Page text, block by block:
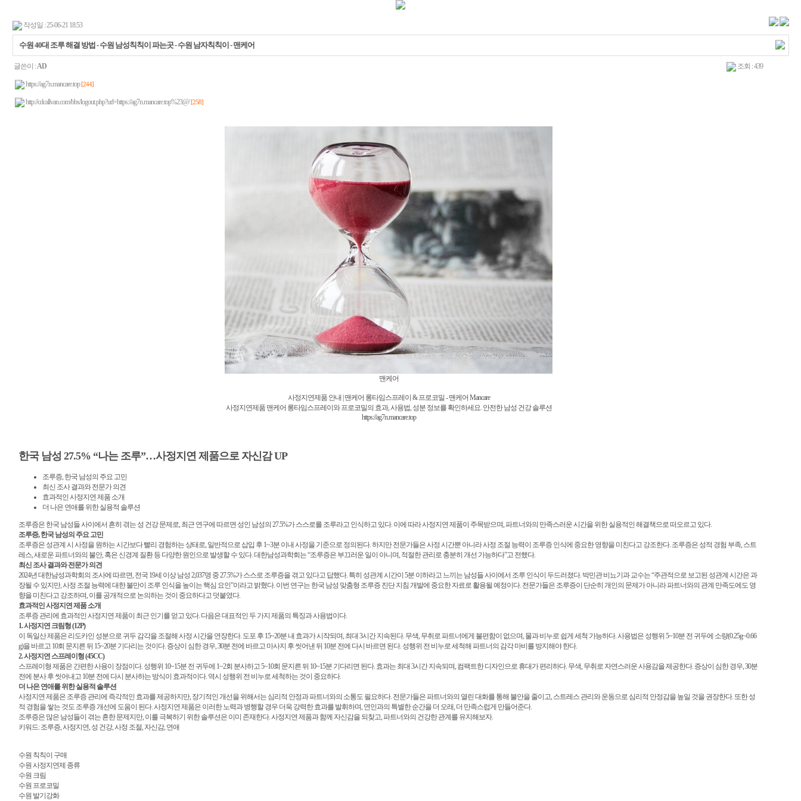
작성일 : 25-06-21 18:53
수원 40대 조루 해결 방법 - 수원 남성칙칙이 파는곳 - 수원 남자칙칙이 - 맨케어
글쓴이 :AD 조회 : 439
https://ag7n.mancare.top [244]
http://cdcallvan.com/bbs/logout.php?url=https://ag7n.mancare.top%23@/ [258]
맨케어
사정지연제품 안내 | 맨케어 롱타임스프레이 & 프로코밀 - 맨케어 Mancare
사정지연제품 맨케어 롱타임스프레이와 프로코밀의 효과, 사용법, 성분 정보를 확인하세요. 안전한 남성 건강 솔루션
https://ag7n.mancare.top
한국 남성 27.5% “나는 조루”…사정지연 제품으로 자신감 UP
조루증, 한국 남성의 주요 고민
최신 조사 결과와 전문가 의견
효과적인 사정지연 제품 소개
더 나은 연애를 위한 실용적 솔루션
조루증은 한국 남성들 사이에서 흔히 겪는 성 건강 문제로, 최근 연구에 따르면 성인 남성의 27.5%가 스스로를 조루라고 인식하고 있다. 이에 따라 사정지연 제품이 주목받으며, 파트너와의 만족스러운 시간을 위한 실용적인 해결책으로 떠오르고 있다.
조루증, 한국 남성의 주요 고민
조루증은 성관계 시 사정을 원하는 시간보다 빨리 경험하는 상태로, 일반적으로 삽입 후 1~3분 이내 사정을 기준으로 정의된다. 하지만 전문가들은 사정 시간뿐 아니라 사정 조절 능력이 조루증 인식에 중요한 영향을 미친다고 강조한다. 조루증은 성적 경험 부족, 스트
레스, 새로운 파트너와의 불안, 혹은 신경계 질환 등 다양한 원인으로 발생할 수 있다. 대한남성과학회는 “조루증은 부끄러운 일이 아니며, 적절한 관리로 충분히 개선 가능하다”고 전했다.
최신 조사 결과와 전문가 의견
2024년 대한남성과학회의 조사에 따르면, 전국 19세 이상 남성 2,037명 중 27.5%가 스스로 조루증을 겪고 있다고 답했다. 특히 성관계 시간이 5분 이하라고 느끼는 남성들 사이에서 조루 인식이 두드러졌다. 박민관 비뇨기과 교수는 “주관적으로 보고된 성관계 시간은 과
장될 수 있지만, 사정 조절 능력에 대한 불만이 조루 인식을 높이는 핵심 요인”이라고 밝혔다. 이번 연구는 한국 남성 맞춤형 조루증 진단 지침 개발에 중요한 자료로 활용될 예정이다. 전문가들은 조루증이 단순히 개인의 문제가 아니라 파트너와의 관계 만족도에도 영
향을 미친다고 강조하며, 이를 공개적으로 논의하는 것이 중요하다고 덧붙였다.
효과적인 사정지연 제품 소개
조루증 관리에 효과적인 사정지연 제품이 최근 인기를 얻고 있다. 다음은 대표적인 두 가지 제품의 특징과 사용법이다.
1. 사정지연 크림형 (12P)
이 독일산 제품은 리도카인 성분으로 귀두 감각을 조절해 사정 시간을 연장한다. 도포 후 15~20분 내 효과가 시작되며, 최대 3시간 지속된다. 무색, 무취로 파트너에게 불편함이 없으며, 물과 비누로 쉽게 세척 가능하다. 사용법은 성행위 5~10분 전 귀두에 소량(0.25g~0.66
g)을 바르고 10회 문지른 뒤 15~20분 기다리는 것이다. 증상이 심한 경우, 30분 전에 바르고 마사지 후 씻어낸 뒤 10분 전에 다시 바르면 된다. 성행위 전 비누로 세척해 파트너의 감각 마비를 방지해야 한다.
2. 사정지연 스프레이형 (45CC)
스프레이형 제품은 간편한 사용이 장점이다. 성행위 10~15분 전 귀두에 1~2회 분사하고 5~10회 문지른 뒤 10~15분 기다리면 된다. 효과는 최대 3시간 지속되며, 컴팩트한 디자인으로 휴대가 편리하다. 무색, 무취로 자연스러운 사용감을 제공한다. 증상이 심한 경우, 30분
전에 분사 후 씻어내고 10분 전에 다시 분사하는 방식이 효과적이다. 역시 성행위 전 비누로 세척하는 것이 중요하다.
더 나은 연애를 위한 실용적 솔루션
사정지연 제품은 조루증 관리에 즉각적인 효과를 제공하지만, 장기적인 개선을 위해서는 심리적 안정과 파트너와의 소통도 필요하다. 전문가들은 파트너와의 열린 대화를 통해 불안을 줄이고, 스트레스 관리와 운동으로 심리적 안정감을 높일 것을 권장한다. 또한 성
적 경험을 쌓는 것도 조루증 개선에 도움이 된다. 사정지연 제품은 이러한 노력과 병행할 경우 더욱 강력한 효과를 발휘하며, 연인과의 특별한 순간을 더 오래, 더 만족스럽게 만들어준다.
조루증은 많은 남성들이 겪는 흔한 문제지만, 이를 극복하기 위한 솔루션은 이미 존재한다. 사정지연 제품과 함께 자신감을 되찾고, 파트너와의 건강한 관계를 유지해보자.
키워드: 조루증, 사정지연, 성 건강, 사정 조절, 자신감, 연애
수원 칙칙이 구매
수원 사정지연제 종류
수원 크림
수원 프로코밀
수원 발기강화